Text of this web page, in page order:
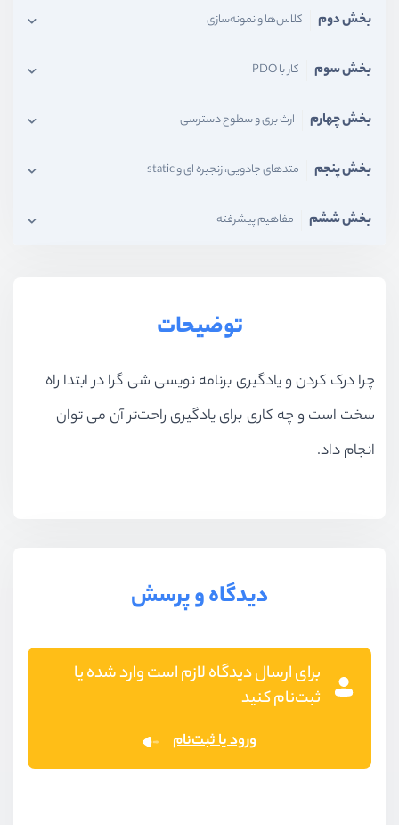
بخش دوم کلاس‌ها و نمونه‌سازی
بخش سوم کار با PDO
بخش چهارم ارث بری و سطوح دسترسی
بخش پنجم متدهای جادویی، زنجیره ای و static
بخش ششم مفاهیم پیشرفته
توضیحات
چرا درک کردن و یادگیری برنامه نویسی شی گرا در ابتدا راه
سخت است و چه کاری برای یادگیری راحت‌تر آن می توان
انجام داد.
دیدگاه و پرسش
برای ارسال دیدگاه لازم است وارد شده یا
ثبت‌نام کنید
ورود یا ثبت‌نام